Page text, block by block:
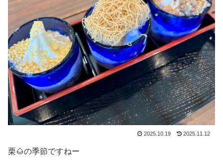
2025.10.19 2025.11.12
栗🌰の季節ですねー